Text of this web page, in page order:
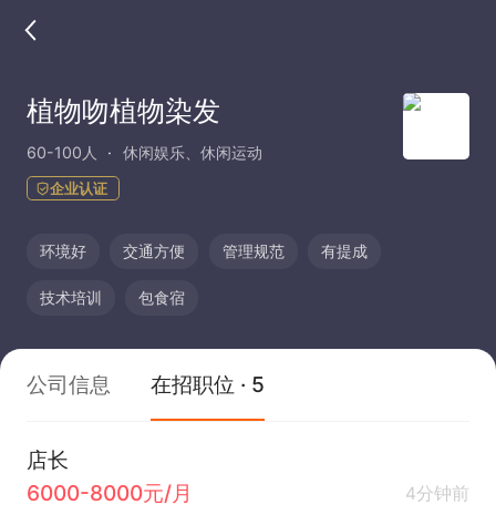
植物吻植物染发
60-100人 休闲娱乐、休闲运动
企业认证
环境好 交通方便 管理规范 有提成
技术培训 包食宿
公司信息 在招职位 · 5
店长
6000-8000元/月
4分钟前